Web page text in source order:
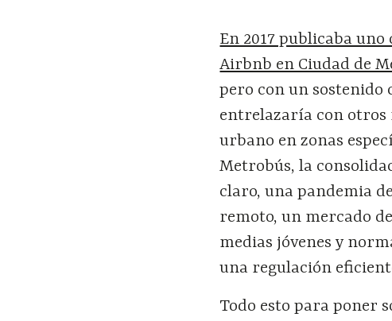
En 2017 publicaba
Airbnb en Ciudad de
pero con un sostenido
entrelazaría con otros
urbano en zonas
Metrobús, la
claro, una pandemia
remoto, un mercado
medias jóvenes y
una regulación
Todo esto para poner